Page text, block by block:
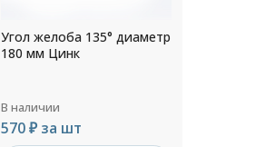
Угол желоба 135° диаметр
300 мм RAL 6005
В наличии
1 426 ₽ за шт